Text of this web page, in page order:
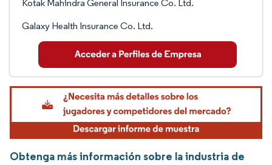
Kotak Mahindra General Insurance Co. Ltd.
Galaxy Health Insurance Co. Ltd.
Obtenga más información sobre la industria de